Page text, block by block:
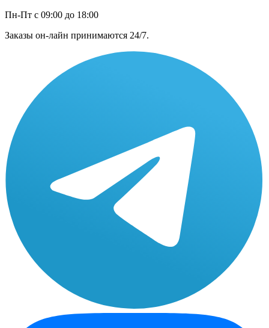
Пн-Пт с 09:00 до 18:00
Заказы он-лайн принимаются 24/7.